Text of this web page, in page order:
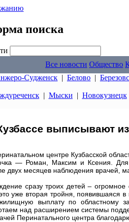
поиска
Все новости Общество
Судженск | Белово |
| Мыски | Новокузнецк
выписывают
центре Кузбасской
— Роман, Максим и Ксения.
двух месяцев наблюдения врачей,
сразу троих детей – огромное
уже вторая тройня, появившаяся
выплату по областному
над расширением системы
Перинатального центра